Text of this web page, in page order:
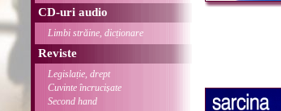
CD-uri audio
Limbi străine, dicționare
Reviste
Legislație, drept
Cuvinte încrucișate
Second hand